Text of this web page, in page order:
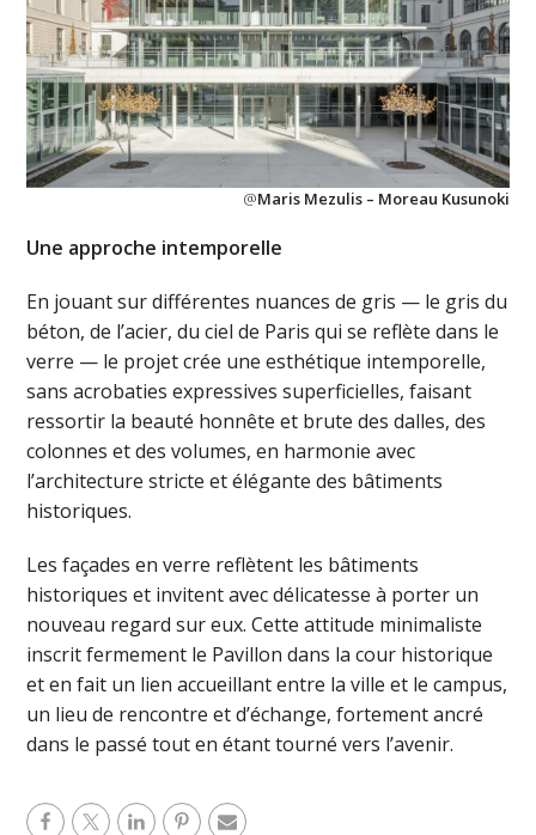
@Maris Mezulis – Moreau Kusunoki
Une approche intemporelle
En jouant sur différentes nuances de gris — le gris du
béton, de l’acier, du ciel de Paris qui se reflète dans le
verre — le projet crée une esthétique intemporelle,
sans acrobaties expressives superficielles, faisant
ressortir la beauté honnête et brute des dalles, des
colonnes et des volumes, en harmonie avec
l’architecture stricte et élégante des bâtiments
historiques.
Les façades en verre reflètent les bâtiments
historiques et invitent avec délicatesse à porter un
nouveau regard sur eux. Cette attitude minimaliste
inscrit fermement le Pavillon dans la cour historique
et en fait un lien accueillant entre la ville et le campus,
un lieu de rencontre et d’échange, fortement ancré
dans le passé tout en étant tourné vers l’avenir.